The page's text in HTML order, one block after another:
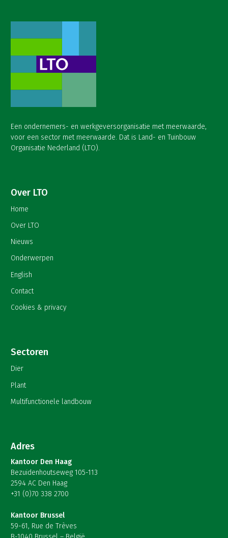
Een ondernemers- en werkgeversorganisatie met meerwaarde,
voor een sector met meerwaarde. Dat is Land- en Tuinbouw
Organisatie Nederland (LTO).
Over LTO
Home
Over LTO
Nieuws
Onderwerpen
English
Contact
Cookies & privacy
Sectoren
Dier
Plant
Multifunctionele landbouw
Adres
Kantoor Den Haag
Bezuidenhoutseweg 105-113
2594 AC Den Haag
+31 (0)70 338 2700
Kantoor Brussel
59-61, Rue de Trèves